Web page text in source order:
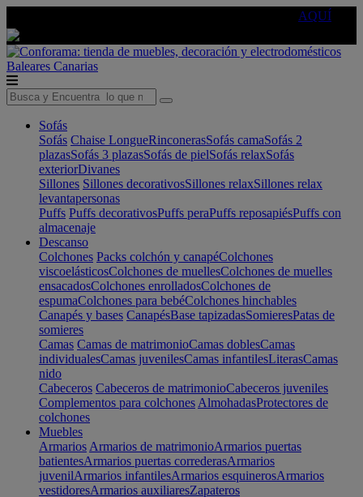
AQUÍ
Baleares Canarias
Sofás
Sofás Chaise LongueRinconerasSofás camaSofás 2
plazasSofás 3 plazasSofás de pielSofás relaxSofás
exteriorDivanes
Sillones Sillones decorativosSillones relaxSillones relax
levantapersonas
Puffs Puffs decorativosPuffs peraPuffs reposapiésPuffs con
almacenaje
Descanso
Colchones Packs colchón y canapéColchones
viscoelásticosColchones de muellesColchones de muelles
ensacadosColchones enrolladosColchones de
espumaColchones para bebéColchones hinchables
Canapés y bases CanapésBase tapizadasSomieresPatas de
somieres
Camas Camas de matrimonioCamas doblesCamas
individualesCamas juvenilesCamas infantilesLiterasCamas
nido
Cabeceros Cabeceros de matrimonioCabeceros juveniles
Complementos para colchones AlmohadasProtectores de
colchones
Muebles
Armarios Armarios de matrimonioArmarios puertas
batientesArmarios puertas correderasArmarios
juvenilArmarios infantilesArmarios esquinerosArmarios
vestidoresArmarios auxiliaresZapateros